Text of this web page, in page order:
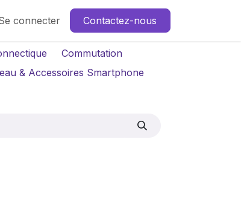
connecter Contactez-nous
Commutation
& Accessoires Smartphone